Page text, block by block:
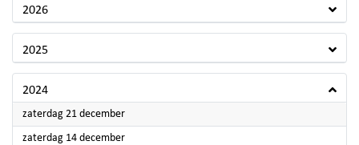
2026
2025
2024
zaterdag 21 december2024
zaterdag 14 december2024